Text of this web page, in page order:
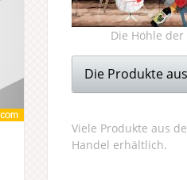
Die Höhle
Die Produkte
Viele Produkte aus
Handel erhältlich.